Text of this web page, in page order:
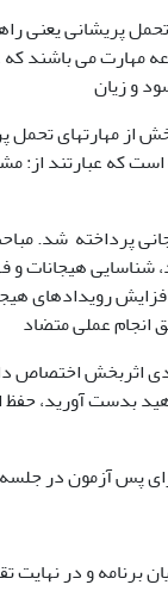
پریشانی یعنی
مهارت می باشند
و زیان
مهارتهای تحمل
پرداخته شد.
هیجانات و
رویدادهای
انجام عملی متضاد
اثربخش اختصاص
بدست آورید، حفظ
پس آزمون در
و در نهایت